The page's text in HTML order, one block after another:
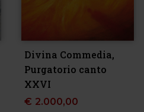
Divina Commedia,
Purgatorio canto
XXVI
€ 2.000,00